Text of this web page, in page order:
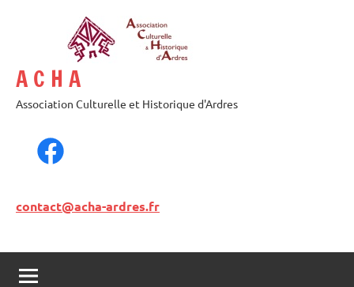
A C H A
Association Culturelle et Historique d'Ardres
contact@acha-ardres.fr